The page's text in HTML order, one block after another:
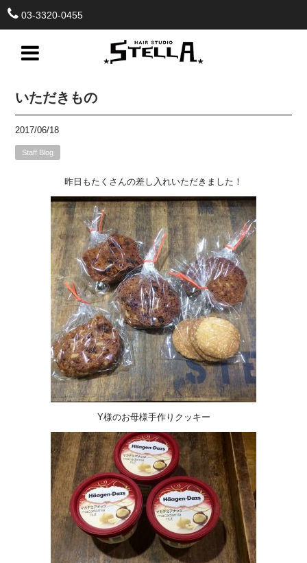
03-3320-0455
いただきもの
2017/06/18
Staff Blog
昨日もたくさんの差し入れいただきました！
Y様のお母様手作りクッキー